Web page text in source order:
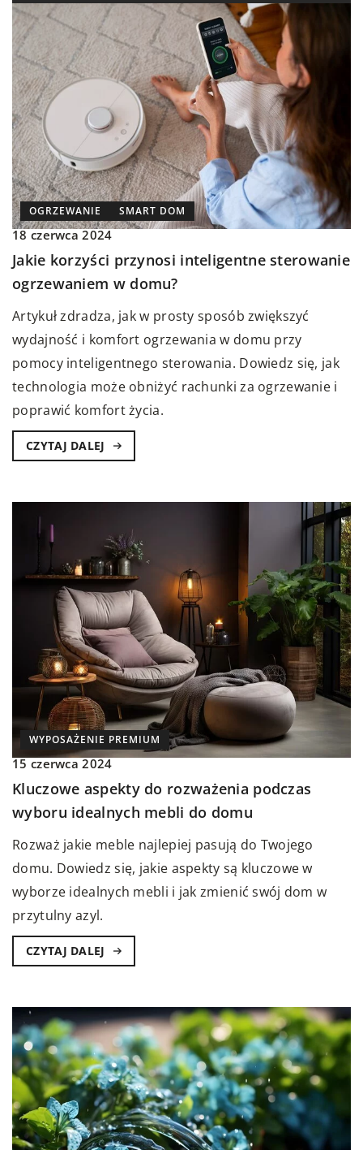
OGRZEWANIE SMART DOM
18 czerwca 2024
Jakie korzyści przynosi inteligentne sterowanie
ogrzewaniem w domu?
Artykuł zdradza, jak w prosty sposób zwiększyć
wydajność i komfort ogrzewania w domu przy
pomocy inteligentnego sterowania. Dowiedz się, jak
technologia może obniżyć rachunki za ogrzewanie i
poprawić komfort życia.
CZYTAJ DALEJ
WYPOSAŻENIE PREMIUM
15 czerwca 2024
Kluczowe aspekty do rozważenia podczas
wyboru idealnych mebli do domu
Rozważ jakie meble najlepiej pasują do Twojego
domu. Dowiedz się, jakie aspekty są kluczowe w
wyborze idealnych mebli i jak zmienić swój dom w
przytulny azyl.
CZYTAJ DALEJ